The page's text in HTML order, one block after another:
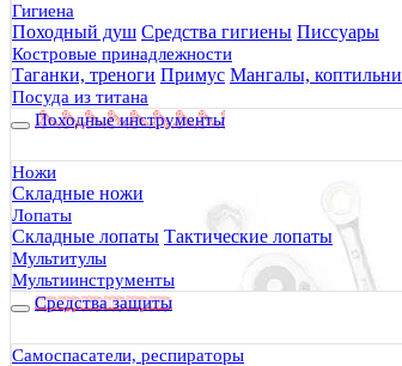
Гигиена
Походный душ Средства гигиены Писсуары
Костровые принадлежности
Таганки, треноги Примус Мангалы, коптильни
Посуда из титана
Походные инструменты
Ножи
Складные ножи
Лопаты
Складные лопаты Тактические лопаты
Мультитулы
Мультиинструменты
Средства защиты
Самоспасатели, респираторы